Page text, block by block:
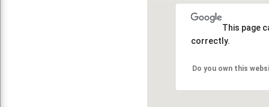
This page
correctly.
Do you own this